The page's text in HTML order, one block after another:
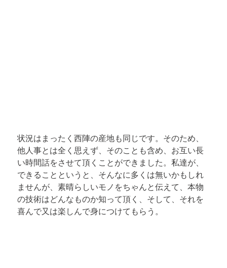
状況はまったく西陣の産地も同じです。そのため、
他人事とは全く思えず、そのことも含め、お互い長
い時間話をさせて頂くことができました。私達が、
できることというと、そんなに多くは無いかもしれ
ませんが、素晴らしいモノをちゃんと伝えて、本物
の技術はどんなものか知って頂く、そして、それを
喜んで又は楽しんで身につけてもらう。